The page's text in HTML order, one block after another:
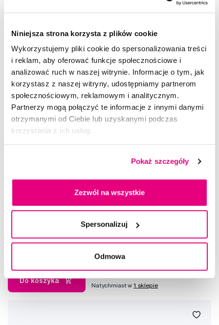
Niniejsza strona korzysta z plików cookie
Wykorzystujemy pliki cookie do spersonalizowania treści
i reklam, aby oferować funkcje społecznościowe i
analizować ruch w naszej witrynie. Informacje o tym, jak
korzystasz z naszej witryny, udostępniamy partnerom
społecznościowym, reklamowym i analitycznym.
Partnerzy mogą połączyć te informacje z innymi danymi
otrzymanymi od Ciebie lub uzyskanymi podczas
korzystania z ich usług.
Pokaż szczegóły
Zezwól na wszystkie
Spersonalizuj
Odmowa
SWISSDENT WHITENING szczoteczki do zębów Soft (2+1 za
44,90 Zł
Do koszyka
Natychmiast w1 sklepie